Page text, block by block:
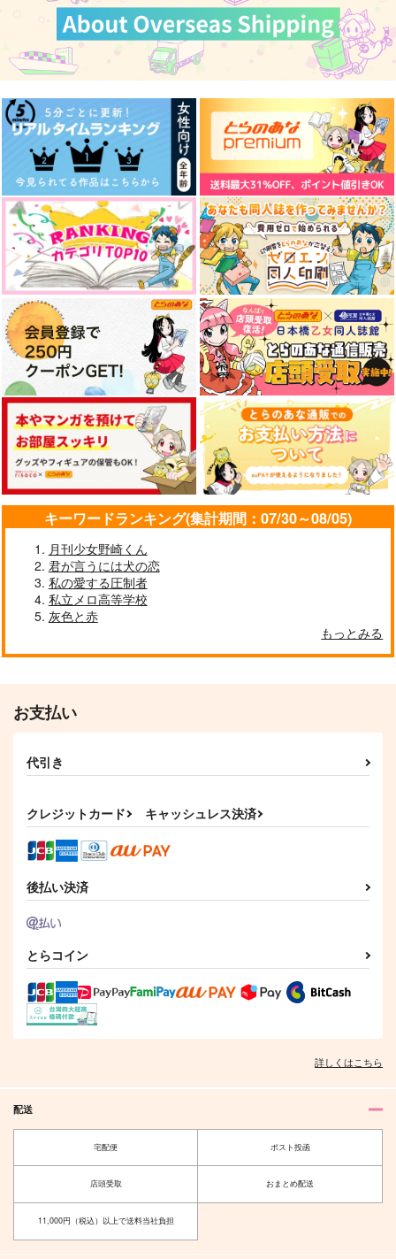
ASSORTED CHOCO
LATE3
鈴吉
2,144円（税込）
クー・フーリン×エミヤ
サンプル
作品詳細
SUIMARO LOG
吉糧屋
（税込）
水心子正秀×源清麿
サンプル
作品詳細
SUIMARO LOVE LO
吉糧屋
638円 （税込）
水心子正秀×源清麿
サンプル
作品詳細
本日、都合により閉
店。-番外編-
真夜中の猫会議
1,650円（税込）
月島基×鯉登音之進
サンプル
作品詳細
cross dress
さびろく
880円（税込）
空条承太郎受け
ワンショット・ユー
wa★
880円（税込）
キバナ×ダンデ
new song
Re:
787
山田利吉×土井半助
サンプル
作品詳細
Red Captain DeadLin
3P-ThreePii-
シャア・アズナブル
深海の記録
GRASS
1,715円（税込）
GRASS
1,495円（税込）
キーワードランキング(集計期間：07/30～08/05)
月刊少女野崎くん
君が言うには犬の恋
私の愛する圧制者
私立メロ高等学校
灰色と赤
もっとみる
お支払い
代引き
クレジットカード キャッシュレス決済
後払い決済
とらコイン
詳しくはこちら
配送
宅配便 ポスト投函
店頭受取 おまとめ配送
11,000円（税込）以上で送料当社負担